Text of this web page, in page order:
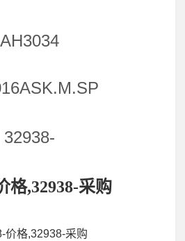
AH3034
32938-
格,32938-采购
价格,32938-采购